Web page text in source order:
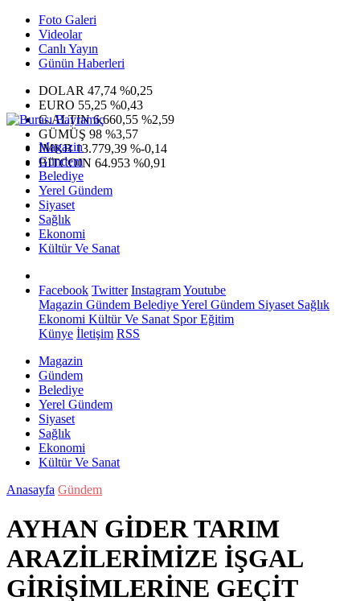
Foto Galeri
Videolar
Canlı Yayın
Günün Haberleri
DOLAR 47,74 %0,25
EURO 55,25 %0,43
G.ALTIN6.660,55 %2,59
GÜMÜŞ 98 %3,57
IMKB13.779,39 %-0,14
BITCOIN 64.953 %0,91
Magazin
Gündem
Belediye
Yerel Gündem
Siyaset
Sağlık
Ekonomi
Kültür Ve Sanat
Facebook Twitter InstagramYoutube
Magazin Gündem BelediyeYerel Gündem Siyaset Sağlık
Ekonomi Kültür Ve Sanat SporEğitim
Künye İletişim RSS
Magazin
Gündem
Belediye
Yerel Gündem
Siyaset
Sağlık
Ekonomi
Kültür Ve Sanat
Anasayfa Gündem
AYHAN GİDER TARIM
ARAZİLERİMİZE İŞGAL
GİRİŞİMLERİNE GEÇİT